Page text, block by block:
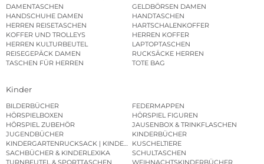
DAMENTASCHEN
GELDBÖRSEN DAMEN
HANDSCHUHE DAMEN
HANDTASCHEN
HERREN REISETASCHEN
HARTSCHALENKOFFER
KOFFER UND TROLLEYS
HERREN KOFFER
HERREN KULTURBEUTEL
LAPTOPTASCHEN
REISEGEPÄCK DAMEN
RUCKSÄCKE HERREN
TASCHEN FÜR HERREN
TOTE BAG
Kinder
BILDERBÜCHER
FEDERMAPPEN
HÖRSPIELBOXEN
HÖRSPIEL FIGUREN
HÖRSPIEL ZUBEHÖR
JAUSENBOX & TRINKFLASCHEN
JUGENDBÜCHER
KINDERBÜCHER
KINDERGARTENRUCKSACK | KINDERGARTENBEUTEL
KUSCHELTIERE
SACHBÜCHER & KINDERLEXIKA
SCHULTASCHEN
TURNBEUTEL & SPORTTASCHEN
WEIHNACHTSKINDERBÜCHER